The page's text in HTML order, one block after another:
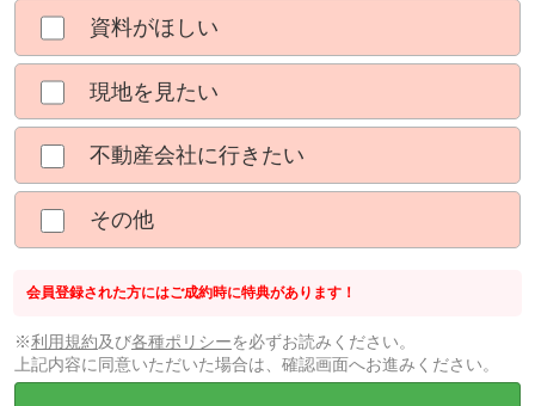
資料がほしい
現地を見たい
不動産会社に行きたい
その他
会員登録された方にはご成約時に特典があります！
※利用規約及び各種ポリシーを必ずお読みください。
上記内容に同意いただいた場合は、確認画面へお進みください。